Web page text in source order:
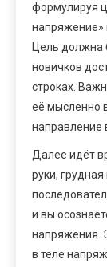
формулируя
напряжение»
Цель должна
новичков
строках.
её мысленно
направление
Далее идёт
руки,
и вы
напряжения.
в теле